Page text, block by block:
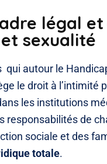
légal
sexualité
autour le
le droit à l’intimité
les institutions
de
sociale et des
totale.